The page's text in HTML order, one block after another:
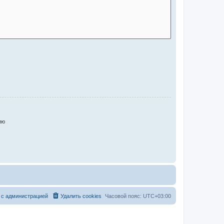
Часовой пояс: UTC+03:00
Удалить cookies
администрацией